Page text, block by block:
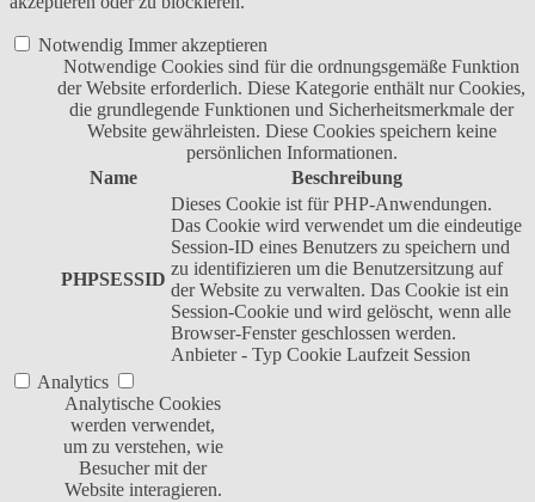
Notwendig Immer akzeptieren
Notwendige Cookies sind für die ordnungsgemäße Funktion
der Website erforderlich. Diese Kategorie enthält nur Cookies,
die grundlegende Funktionen und Sicherheitsmerkmale der
Website gewährleisten. Diese Cookies speichern keine
persönlichen Informationen.
Name
Beschreibung
PHPSESSID
Dieses Cookie ist für PHP-Anwendungen.
Das Cookie wird verwendet um die eindeutige
Session-ID eines Benutzers zu speichern und
zu identifizieren um die Benutzersitzung auf
der Website zu verwalten. Das Cookie ist ein
Session-Cookie und wird gelöscht, wenn alle
Browser-Fenster geschlossen werden.
Anbieter - Typ Cookie Laufzeit Session
Analytics
Analytische Cookies
werden verwendet,
um zu verstehen, wie
Besucher mit der
Website interagieren.